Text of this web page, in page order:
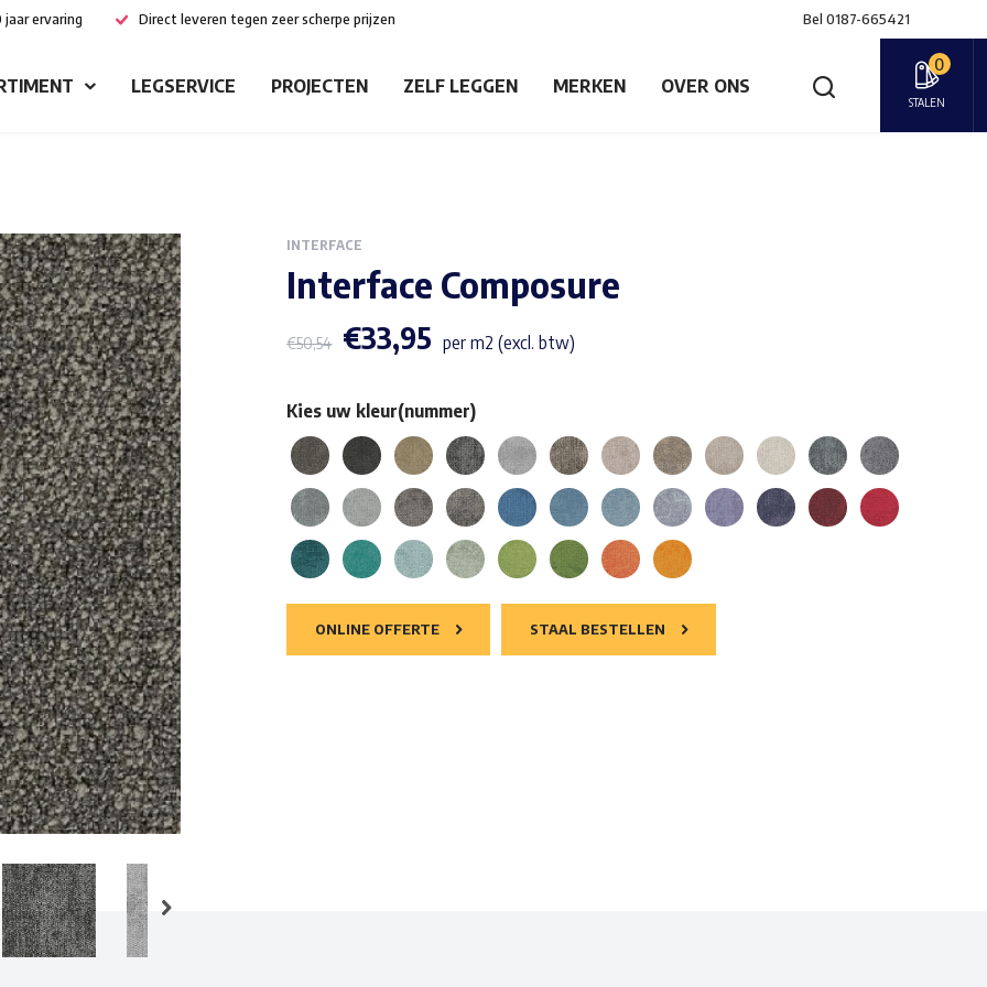
jaar ervaring Direct leveren tegen zeer scherpe prijzen Bel 0187-665421
LEGSERVICE PROJECTEN ZELF LEGGEN MERKEN OVER ONS
0
STALEN
INTERFACE
Interface Composure
€50,54 €33,95 per m2 (excl. btw)
Kies uw kleur(nummer)
ONLINE OFFERTE STAAL BESTELLEN